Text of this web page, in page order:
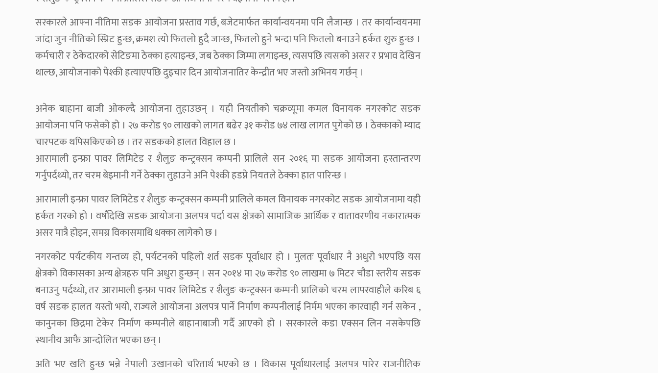
सरकारले आफ्ना नीतिमा सडक आयोजना प्रस्ताव गर्छ, बजेटमार्फत कार्यान्वयनमा पनि लैजान्छ । तर कार्यान्वयनमा
जांदा जुन नीतिको स्प्रिट हुन्छ, क्रमश त्यो फितलो हुदै जान्छ, फितलो हुने भन्दा पनि फितलो बनाउने हर्कत शुरु हुन्छ ।
कर्मचारी र ठेकेदारको सेटिङमा ठेक्का हत्याइन्छ, जब ठेक्का जिम्मा लगाइन्छ, त्यसपछि त्यसको असर र प्रभाव देखिन
थाल्छ, आयोजनाको पेश्की हत्याएपछि दुइचार दिन आयोजनातिर केन्द्रीत भए जस्तो अभिनय गर्छन् ।
अनेक बाहाना बाजी ओकल्दै आयोजना तुहाउछन् । यही नियतीको चक्रव्यूमा कमल विनायक नगरकोट सडक
आयोजना पनि फसेको हो । २७ करोड ९० लाखको लागत बढेर ३१ करोड ७४ लाख लागत पुगेको छ । ठेक्काको म्याद
चारपटक थपिसकिएको छ । तर सडकको हालत विहाल छ ।
आरामाली इन्फ्रा पावर लिमिटेड र शैलुङ कन्ट्रक्सन कम्पनी प्रालिले सन २०१६ मा सडक आयोजना हस्तान्तरण
गर्नुपर्दथ्यो, तर चरम बेइमानी गर्ने ठेक्का तुहाउने अनि पेश्की हडप्ने नियतले ठेक्का हात पारिन्छ ।
आरामाली इन्फ्रा पावर लिमिटेड र शैलुङ कन्ट्रक्सन कम्पनी प्रालिले कमल विनायक नगरकोट सडक आयोजनामा यही
हर्कत गरको हो । वर्षाैदेखि सडक आयोजना अलपत्र पर्दा यस क्षेत्रको सामाजिक आर्थिक र वातावरणीय नकारात्मक
असर मात्रै होइन, समग्र विकासमाथि धक्का लागेको छ ।
नगरकोट पर्यटकीय गन्तव्य हो, पर्यटनको पहिलो शर्त सडक पूर्वाधार हो । मुलतः पूर्वाधार नै अधुरो भएपछि यस
क्षेत्रको विकासका अन्य क्षेत्रहरु पनि अधुरा हुन्छन् । सन २०१४ मा २७ करोड ९० लाखमा ७ मिटर चौडा स्तरीय सडक
बनाउनु पर्दथ्यो, तर आरामाली इन्फ्रा पावर लिमिटेड र शैलुङ कन्ट्रक्सन कम्पनी प्रालिको चरम लापरवाहीले करिब ६
वर्ष सडक हालत यस्तो भयो, राज्यले आयोजना अलपत्र पार्ने निर्माण कम्पनीलाई निर्मम भएका कारवाही गर्न सकेन ,
कानुनका छिद्रमा टेकेर निर्माण कम्पनीले बाहानाबाजी गर्दै आएको हो । सरकारले कडा एक्सन लिन नसकेपछि
स्थानीय आफै आन्दोलित भएका छन् ।
अति भए खति हुन्छ भन्ने नेपाली उखानको चरितार्थ भएको छ । विकास पूर्वाधारलाई अलपत्र पारेर राजनीतिक